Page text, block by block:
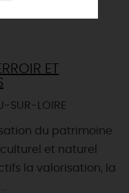
ET
SUR-LOIRE
du patrimoine
et naturel
la valorisation, la